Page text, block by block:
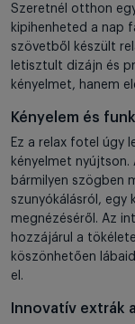
Szeretnél otthon
kipihenheted a nap
szövetből készült
letisztult dizájn és
kényelmet, hanem
Kényelem és
Ez a relax fotel úgy
kényelmet
bármilyen szögben
szunyókálásról, egy
megnézéséről. Az
hozzájárul a
köszönhetően
el.
Innovatív extrák